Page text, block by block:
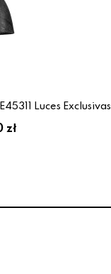
Luces Exclusivas
zł